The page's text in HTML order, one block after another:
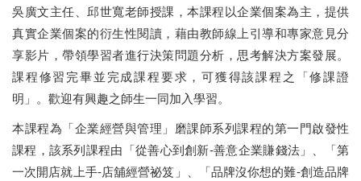
吳廣文主任、邱世寬老師授課，本課程以企業個案為主，提供
真實企業個案的衍生性閱讀，藉由教師線上引導和專家意見分
享影片，帶領學習者進行決策問題分析，思考解決方案發展。
課程修習完畢並完成課程要求，可獲得該課程之「修課證
明」。歡迎有興趣之師生一同加入學習。
本課程為「企業經營與管理」磨課師系列課程的第一門啟發性
課程，該系列課程由「從善心到創新-善意企業賺錢法」、「第
一次開店就上手-店舖經營祕笈」、「品牌沒你想的難-創造品牌